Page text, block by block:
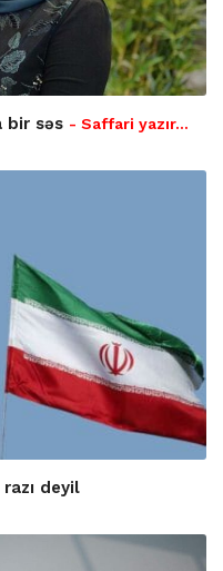
bir səs - Saffari yazır…
deyil